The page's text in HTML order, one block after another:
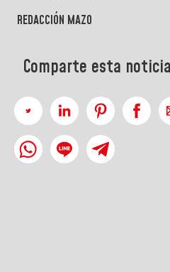
REDACCIÓN MAZO
Comparte esta